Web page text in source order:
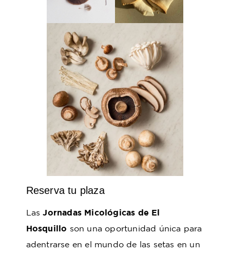
Reserva tu plaza
LasJornadas Micológicas de El
Hosquillo son una oportunidad única para
adentrarse en el mundo de las setas en un